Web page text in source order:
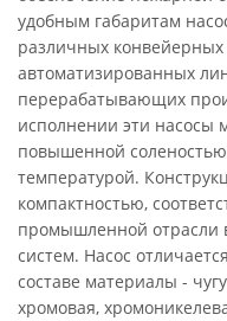
удобным габаритам
различных конвейерных
автоматизированных
перерабатывающих
исполнении эти насосы
повышенной
температурой.
компактностью,
промышленной отрасли
систем. Насос
составе материалы -
хромовая,